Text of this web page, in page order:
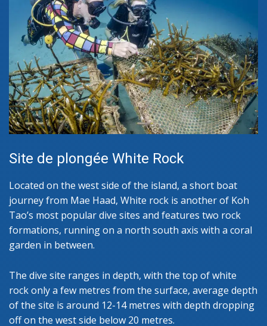
Site de plongée White Rock
Located on the west side of the island, a short boat
journey from Mae Haad, White rock is another of Koh
Tao’s most popular dive sites and features two rock
formations, running on a north south axis with a coral
garden in between.
The dive site ranges in depth, with the top of white
rock only a few metres from the surface, average depth
of the site is around 12-14 metres with depth dropping
off on the west side below 20 metres.